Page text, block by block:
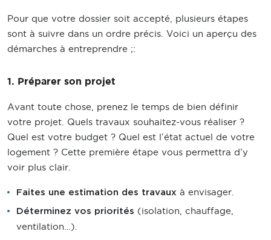
Pour que votre dossier soit accepté, plusieurs étapes
sont à suivre dans un ordre précis. Voici un aperçu des
démarches à entreprendre ;:
1. Préparer son projet
Avant toute chose, prenez le temps de bien définir
votre projet. Quels travaux souhaitez-vous réaliser ?
Quel est votre budget ? Quel est l’état actuel de votre
logement ? Cette première étape vous permettra d’y
voir plus clair.
Faites une estimation des travaux à envisager.
Déterminez vos priorités (isolation, chauffage,
ventilation…).